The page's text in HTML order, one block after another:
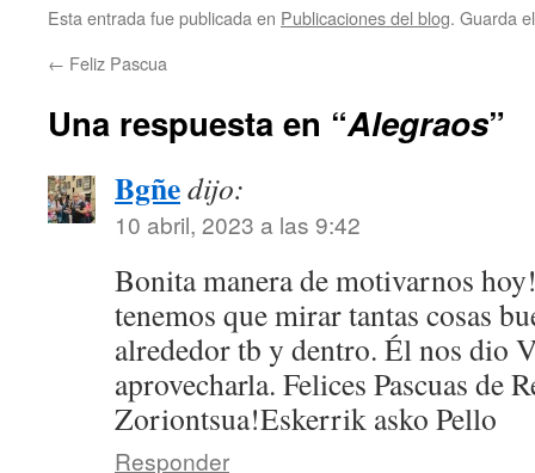
Esta entrada fue publicada en Publicaciones del blog. Guarda
← Feliz Pascua
Una respuesta en “Alegraos”
Bgñedijo:
10 abril, 2023 a las 9:42
Bonita manera de motivarnos
tenemos que mirar tantas cosas
alrededor tb y dentro. Él nos dio
aprovecharla. Felices Pascuas de
Zoriontsua!Eskerrik asko Pello
Responder